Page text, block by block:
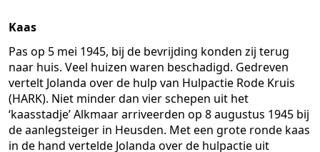
Kaas
Pas op 5 mei 1945, bij de bevrijding konden zij terug
naar huis. Veel huizen waren beschadigd. Gedreven
vertelt Jolanda over de hulp van Hulpactie Rode Kruis
(HARK). Niet minder dan vier schepen uit het
‘kaasstadje’ Alkmaar arriveerden op 8 augustus 1945 bij
de aanlegsteiger in Heusden. Met een grote ronde kaas
in de hand vertelde Jolanda over de hulpactie uit